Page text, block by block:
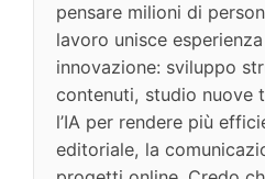
pensare milioni di
lavoro unisce
innovazione: sviluppo
contenuti, studio nuove
l’IA per rendere più
editoriale, la